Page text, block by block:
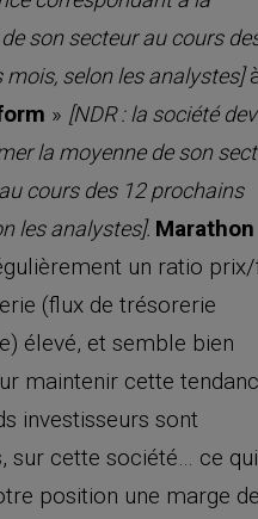
son secteur au cours
mois, selon les analystes]
» [NDR : la société
la moyenne de son
cours des 12 prochains
les analystes]. Marathon
un ratio
(flux de trésorerie
élevé, et semble bien
maintenir cette
investisseurs sont
sur cette société… ce qui
position une marge de